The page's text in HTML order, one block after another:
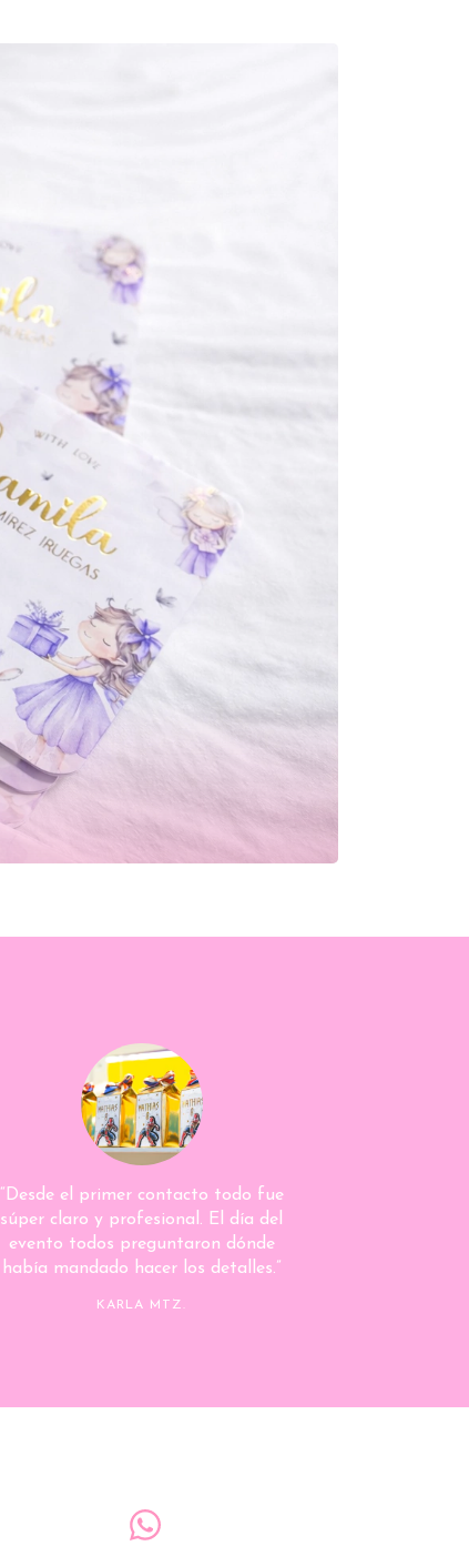
“Desde el primer contacto todo fue
súper claro y profesional. El día del
evento todos preguntaron dónde
había mandado hacer los detalles.”
KARLA MTZ.